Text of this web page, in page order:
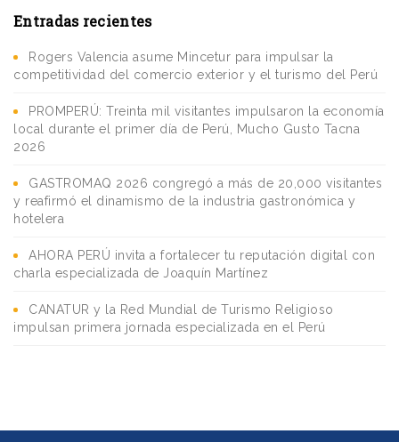
Entradas recientes
Rogers Valencia asume Mincetur para impulsar la
competitividad del comercio exterior y el turismo del Perú
PROMPERÚ: Treinta mil visitantes impulsaron la economía
local durante el primer día de Perú, Mucho Gusto Tacna
2026
GASTROMAQ 2026 congregó a más de 20,000 visitantes
y reafirmó el dinamismo de la industria gastronómica y
hotelera
AHORA PERÚ invita a fortalecer tu reputación digital con
charla especializada de Joaquín Martínez
CANATUR y la Red Mundial de Turismo Religioso
impulsan primera jornada especializada en el Perú